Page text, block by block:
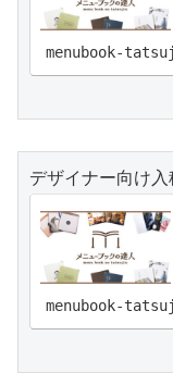
menubook-
menubook-